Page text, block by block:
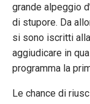
grande alpeggio
di stupore. Da
si sono iscritti
aggiudicare in
programma la
Le chance di